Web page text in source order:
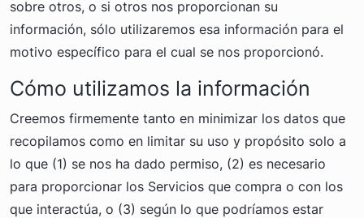
sobre otros, o si otros nos proporcionan su
información, sólo utilizaremos esa información para el
motivo específico para el cual se nos proporcionó.
Cómo utilizamos la información
Creemos firmemente tanto en minimizar los datos que
recopilamos como en limitar su uso y propósito solo a
lo que (1) se nos ha dado permiso, (2) es necesario
para proporcionar los Servicios que compra o con los
que interactúa, o (3) según lo que podríamos estar